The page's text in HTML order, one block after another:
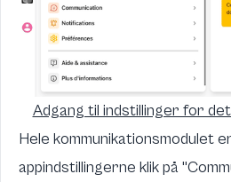
Adgang til indstillinger for
Hele kommunikationsmodulet
appindstillingerne klik på